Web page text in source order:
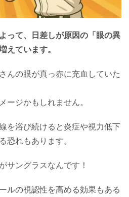
って、日差しが原因の「眼の異
えています。
んの眼が真っ赤に充血していた
ージかもしれません。
を浴び続けると炎症や視力低下
恐れもあります。
サングラスなんです！
ルの視認性を高める効果もある